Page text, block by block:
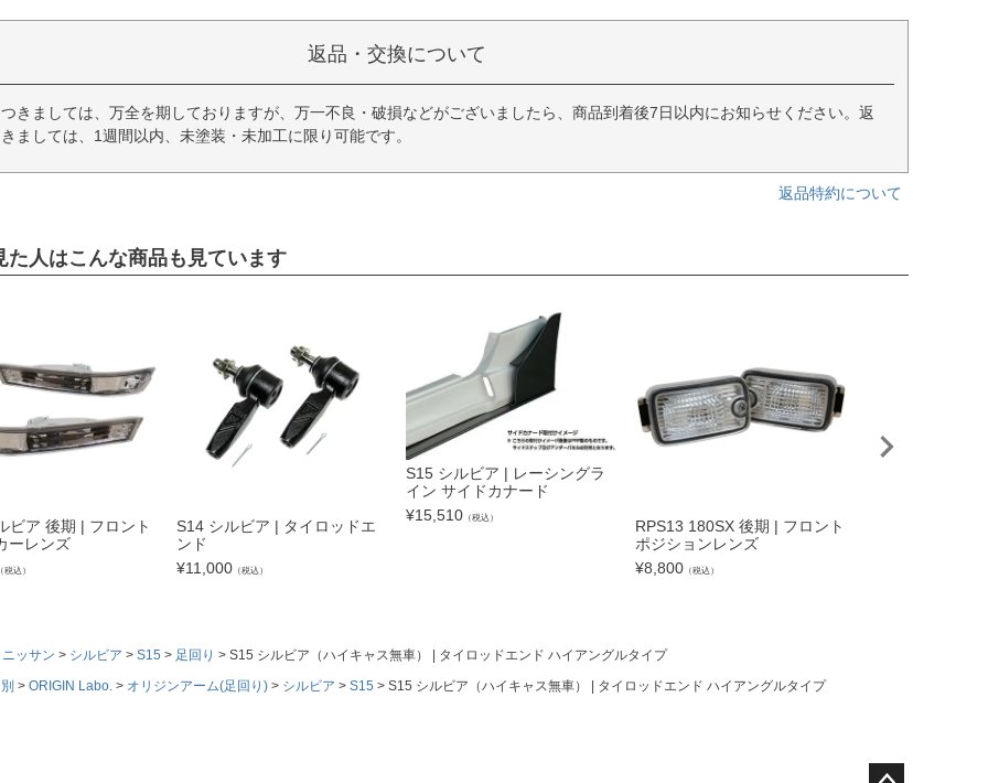
返品・交換について
きましては、万全を期しておりますが、万一不良・破損などがございましたら、商品到着後7日以内にお知らせください。返
ましては、1週間以内、未塗装・未加工に限り可能です。
返品特約について
た人はこんな商品も見ています
ビア 後期 | フロント
ーレンズ
税込）
S14 シルビア | タイロッドエ
ンド
¥11,000 （税込）
S15 シルビア | レーシングラ
イン サイドカナード
¥15,510 （税込）
RPS13 180SX 後期 | フロント
ポジションレンズ
¥8,800 （税込）
ニッサン シルビア S15 足回り
S15 シルビア（ハイキャス無車） | タイロッドエンド ハイアングルタイプ
ORIGIN Labo. オリジンアーム(足回り) シルビア S15 S15 シルビア（ハイキャス無車） | タイロッドエンド ハイアングルタイプ